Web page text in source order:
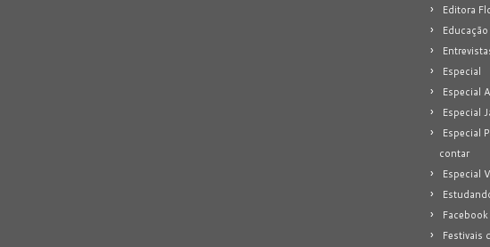
Editora
Educação
Especial
Especial
Especial
Especial
contar
Especial
Facebook
Festivais